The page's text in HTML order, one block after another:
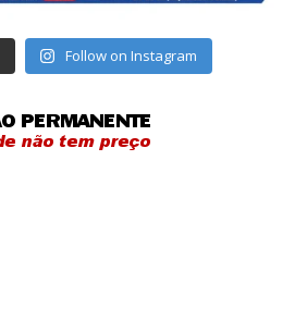
Follow on Instagram